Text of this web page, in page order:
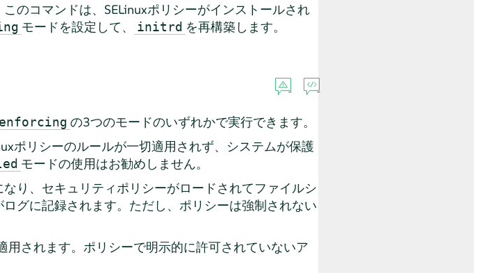
のコマンドは、SELinuxポリシーがインストールされ
モードを設定して、 initrd を再構築します。
enforcing の3つのモードのいずれかで実行できます。
ポリシーのルールが一切適用されず、システムが保護
モードの使用はお勧めしません。
り、セキュリティポリシーがロードされてファイルシ
グに記録されます。ただし、ポリシーは強制されない
用されます。ポリシーで明示的に許可されていないア